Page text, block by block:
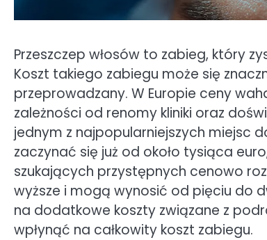
Przeszczep włosów to zabieg, który
Koszt takiego zabiegu może się
przeprowadzany. W Europie ceny
zależności od renomy kliniki oraz
jednym z najpopularniejszych miejsc
zaczynać się już od około tysiąca
szukających przystępnych cenowo
wyższe i mogą wynosić od pięciu do
na dodatkowe koszty związane z
wpłynąć na całkowity koszt zabiegu.